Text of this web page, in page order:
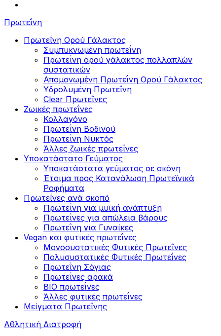
Πρωτεΐνη
Πρωτεΐνη Ορού Γάλακτος
Συμπυκνωμένη πρωτεΐνη
Πρωτεΐνη ορού γάλακτος πολλαπλών
συστατικών
Απομονωμένη Πρωτεΐνη Ορού Γάλακτος
Υδρολυμένη Πρωτεΐνη
Clear Πρωτεΐνες
Ζωικές πρωτεΐνες
Κολλαγόνο
Πρωτεΐνη Βοδινού
Πρωτεΐνη Νυκτός
Άλλες ζωικές πρωτεΐνες
Υποκατάστατο Γεύματος
Υποκατάστατα γεύματος σε σκόνη
Έτοιμα προς Κατανάλωση Πρωτεϊνικά
Ροφήματα
Πρωτεΐνες ανά σκοπό
Πρωτεΐνη για μυϊκή ανάπτυξη
Πρωτεΐνες για απώλεια βάρους
Πρωτεΐνη για Γυναίκες
Vegan και φυτικές πρωτεΐνες
Μονοσυστατικές Φυτικές Πρωτεΐνες
Πολυσυστατικές Φυτικές Πρωτεΐνες
Πρωτεΐνη Σόγιας
Πρωτεΐνες αρακά
ΒIO πρωτεΐνες
Άλλες φυτικές πρωτεΐνες
Μείγματα Πρωτεΐνης
Αθλητική Διατροφή